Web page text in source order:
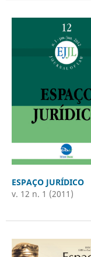
ESPAÇO JURÍDICO
v. 12 n. 1 (2011)